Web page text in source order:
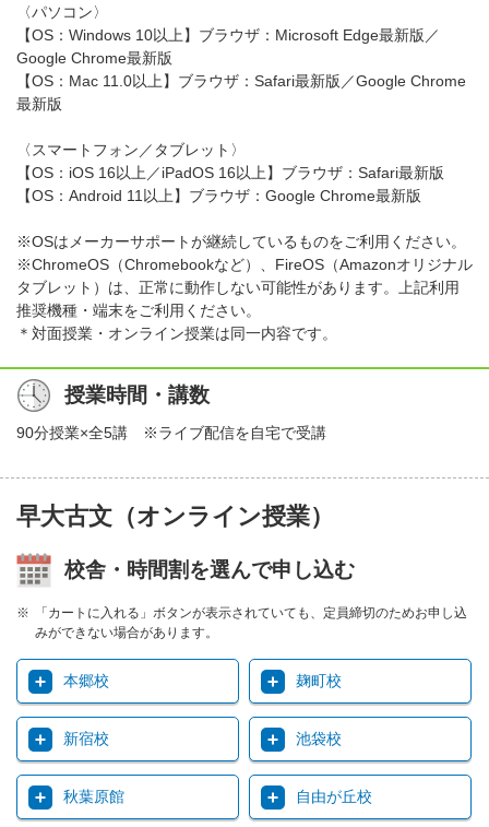
〈パソコン〉
【OS：Windows 10以上】ブラウザ：Microsoft Edge最新版／
Google Chrome最新版
【OS：Mac 11.0以上】ブラウザ：Safari最新版／Google Chrome
最新版
〈スマートフォン／タブレット〉
【OS：iOS 16以上／iPadOS 16以上】ブラウザ：Safari最新版
【OS：Android 11以上】ブラウザ：Google Chrome最新版
※OSはメーカーサポートが継続しているものをご利用ください。
※ChromeOS（Chromebookなど）、FireOS（Amazonオリジナル
タブレット）は、正常に動作しない可能性があります。上記利用
推奨機種・端末をご利用ください。
＊対面授業・オンライン授業は同一内容です。
授業時間・講数
90分授業×全5講 ※ライブ配信を自宅で受講
早大古文（オンライン授業）
校舎・時間割を選んで申し込む
「カートに入れる」ボタンが表示されていても、定員締切のためお申し込
みができない場合があります。
本郷校 麹町校
新宿校 池袋校
秋葉原館 自由が丘校